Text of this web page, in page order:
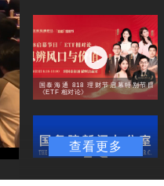
国泰海通 818 理财节启幕特别节目
《ETF 相对论》
查看更多